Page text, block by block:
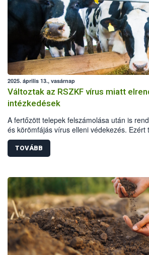
2025. április 13., vasárnap
Változtak az RSZKF vírus miatt
intézkedések
A fertőzött telepek felszámolása után is
és körömfájás vírus elleni védekezés. Ezért
annak fenntartásáról is döntött a hatóság a
védő- és megfigyelési körzetekben,
területeken: a fogékony állatok továbbra is
állatgondozási tevékenység (pl. nyírás.
laborvizsgálat után szállíthatóak vágóhídra,
negatív laboreredménnyel feldolgozhatóak.
TOVÁBB